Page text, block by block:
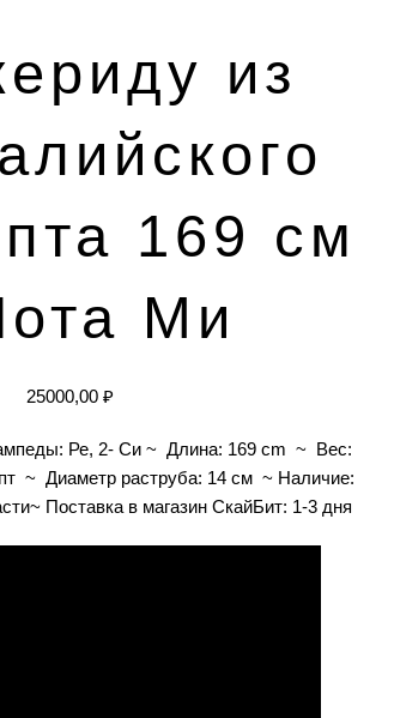
из
169 см
Ми
25000,00 ₽
Ре, 2- Си ~ Длина: 169 cm ~ Вес:
~ Диаметр раструба: 14 cм ~ Наличие:
Поставка в магазин СкайБит: 1-3 дня